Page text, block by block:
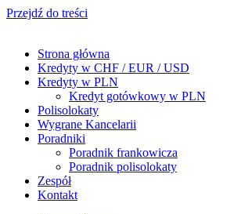
Przejdź do treści
Strona główna
Kredyty w CHF / EUR / USD
Kredyty w PLN
Kredyt gotówkowy w PLN
Polisolokaty
Wygrane Kancelarii
Poradniki
Poradnik frankowicza
Poradnik polisolokaty
Zespół
Kontakt